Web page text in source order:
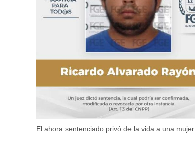
El ahora sentenciado privó de la vida a una mujer.